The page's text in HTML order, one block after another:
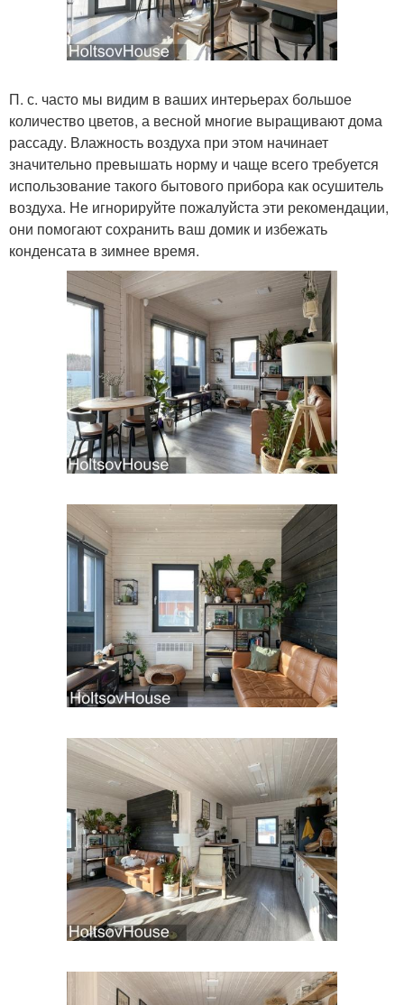
П. с. часто мы видим в ваших интерьерах большое
количество цветов, а весной многие выращивают дома
рассаду. Влажность воздуха при этом начинает
значительно превышать норму и чаще всего требуется
использование такого бытового прибора как осушитель
воздуха. Не игнорируйте пожалуйста эти рекомендации,
они помогают сохранить ваш домик и избежать
конденсата в зимнее время.